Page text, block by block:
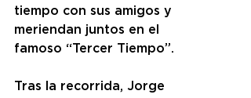
tiempo con sus amigos y
meriendan juntos en el
famoso “Tercer Tiempo”.
Tras la recorrida, Jorge